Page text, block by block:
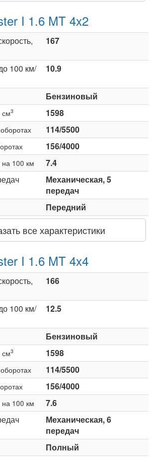
I 1.6 MT 4x2
167
100 км/
10.9
Бензиновый
см3
1598
114/5500
156/4000
на 100 км
7.4
Механическая, 5
передач
Передний
все характеристики
I 1.6 MT 4x4
166
100 км/
12.5
Бензиновый
см3
1598
114/5500
156/4000
на 100 км
7.6
Механическая, 6
передач
Полный